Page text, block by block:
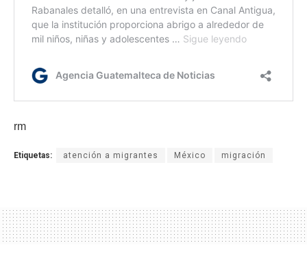
rm
Etiquetas: atención a migrantes México migración